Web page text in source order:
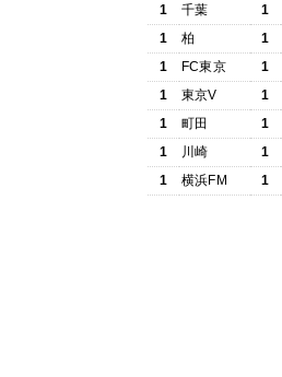
1
千葉 1
1
柏 1
1
FC東京 1
1
東京V 1
1
町田 1
1
川崎 1
1
横浜FM 1